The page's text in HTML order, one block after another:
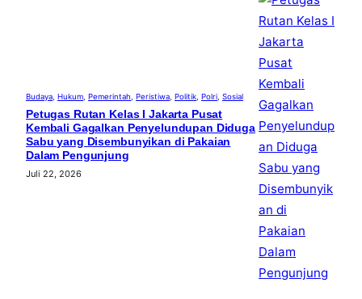
Budaya, Hukum, Pemerintah, Peristiwa, Politik, Polri, Sosial
Petugas Rutan Kelas I Jakarta Pusat
Kembali Gagalkan Penyelundupan Diduga
Sabu yang Disembunyikan di Pakaian
Dalam Pengunjung
Juli 22, 2026